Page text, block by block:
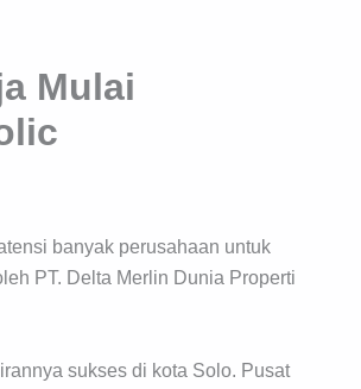
Mulai
banyak perusahaan untuk
PT. Delta Merlin Dunia Properti
sukses di kota Solo. Pusat